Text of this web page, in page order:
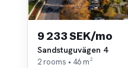
9 233 SEK/mo
Sandstuguvägen 4
2 rooms • 46 m²